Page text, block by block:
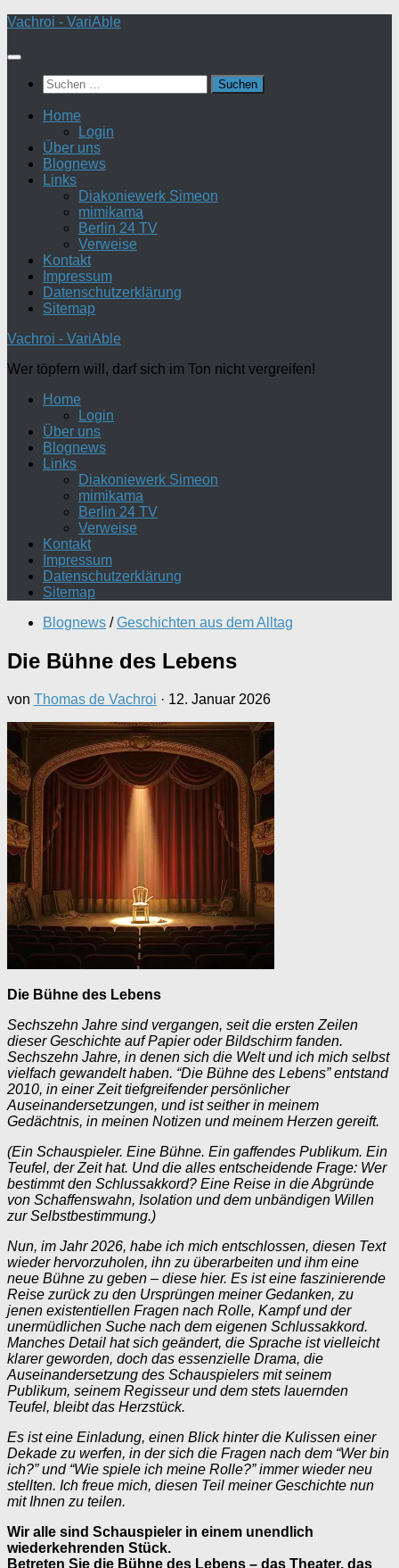
Zum
springen
Vachroi - VariAble
Suchen
nach:
Home
Login
Über uns
Blognews
Links
Diakoniewerk Simeon
mimikama
Berlin 24 TV
Verweise
Kontakt
Impressum
Datenschutzerklärung
Sitemap
Vachroi - VariAble
Wer töpfern will, darf sich im Ton nicht vergreifen!
Home
Login
Über uns
Blognews
Links
Diakoniewerk Simeon
mimikama
Berlin 24 TV
Verweise
Kontakt
Impressum
Datenschutzerklärung
Sitemap
Blognews / Geschichten aus dem Alltag
Die Bühne des Lebens
von Thomas de Vachroi · 12. Januar 2026
Die Bühne des Lebens
Sechszehn Jahre sind vergangen, seit die ersten Zeilen
dieser Geschichte auf Papier oder Bildschirm fanden.
Sechszehn Jahre, in denen sich die Welt und ich mich selbst
vielfach gewandelt haben. “Die Bühne des Lebens” entstand
2010, in einer Zeit tiefgreifender persönlicher
Auseinandersetzungen, und ist seither in meinem
Gedächtnis, in meinen Notizen und meinem Herzen gereift.
(Ein Schauspieler. Eine Bühne. Ein gaffendes Publikum. Ein
Teufel, der Zeit hat. Und die alles entscheidende Frage: Wer
bestimmt den Schlussakkord? Eine Reise in die Abgründe
von Schaffenswahn, Isolation und dem unbändigen Willen
zur Selbstbestimmung.)
Nun, im Jahr 2026, habe ich mich entschlossen, diesen Text
wieder hervorzuholen, ihn zu überarbeiten und ihm eine
neue Bühne zu geben – diese hier. Es ist eine faszinierende
Reise zurück zu den Ursprüngen meiner Gedanken, zu
jenen existentiellen Fragen nach Rolle, Kampf und der
unermüdlichen Suche nach dem eigenen Schlussakkord.
Manches Detail hat sich geändert, die Sprache ist vielleicht
klarer geworden, doch das essenzielle Drama, die
Auseinandersetzung des Schauspielers mit seinem
Publikum, seinem Regisseur und dem stets lauernden
Teufel, bleibt das Herzstück.
Es ist eine Einladung, einen Blick hinter die Kulissen einer
Dekade zu werfen, in der sich die Fragen nach dem “Wer bin
ich?” und “Wie spiele ich meine Rolle?” immer wieder neu
stellten. Ich freue mich, diesen Teil meiner Geschichte nun
mit Ihnen zu teilen.
Wir alle sind Schauspieler in einem unendlich
wiederkehrenden Stück.
Betreten Sie die Bühne des Lebens – das Theater, das